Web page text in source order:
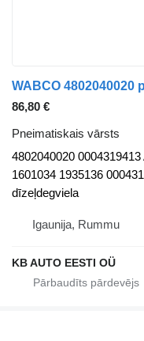
86,80 €
Pneimatiskais vārsts
4802040020
1601034 1935136
dīzeļdegviela
Igaunija, Rummu
KB AUTO EESTI OÜ